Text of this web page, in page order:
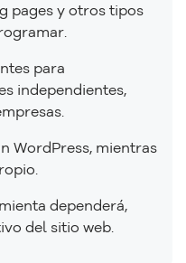
pages y otros tipos
para
independientes,
WordPress, mientras
dependerá,
del sitio web.